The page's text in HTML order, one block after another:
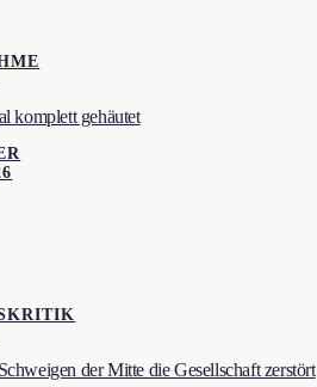
komplett gehäutet
der Mitte die Gesellschaft zerstört